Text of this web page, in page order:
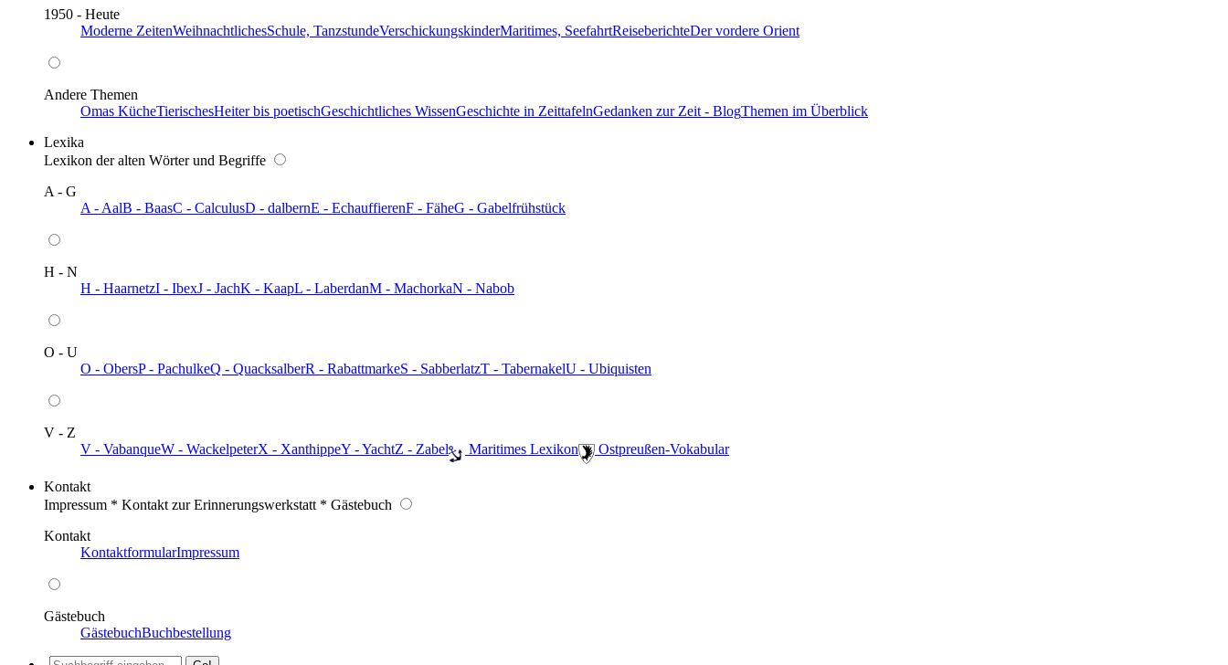
1950 - Heute
Moderne ZeitenWeihnachtlichesSchule, TanzstundeVerschickungskinderMaritimes, SeefahrtReiseberichteDer vordere Orient
Andere Themen
Omas KücheTierischesHeiter bis poetischGeschichtliches WissenGeschichte in ZeittafelnGedanken zur Zeit - BlogThemen im Überblick
Lexika
Lexikon der alten Wörter und Begriffe
A - G
A - AalB - BaasC - CalculusD - dalbernE - EchauffierenF - FäheG - Gabelfrühstück
H - N
H - HaarnetzI - IbexJ - JachK - KaapL - LaberdanM - MachorkaN - Nabob
O - U
O - ObersP - PachulkeQ - QuacksalberR - RabattmarkeS - SabberlatzT - TabernakelU - Ubiquisten
V - Z
V - VabanqueW - WackelpeterX - XanthippeY - YachtZ - Zabel ️ Maritimes Lexikon ️ Ostpreußen-Vokabular
Kontakt
Impressum * Kontakt zur Erinnerungswerkstatt * Gästebuch
Kontakt
KontaktformularImpressum
Gästebuch
GästebuchBuchbestellung